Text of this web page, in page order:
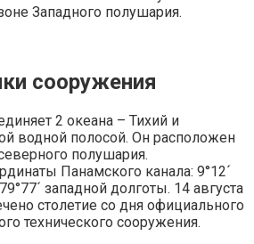
Западного полушария.
сооружения
2 океана – Тихий и
водной полосой. Он расположен
полушария.
Панамского канала: 9°12´
западной долготы. 14 августа
столетие со дня официального
технического сооружения.